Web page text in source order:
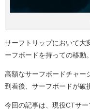
サーフトリップにおいて大
ーフボードを持っての移動。
高額なサーフボードチャー
到着後、サーフボードが破
今回の記事は、現役CTサ